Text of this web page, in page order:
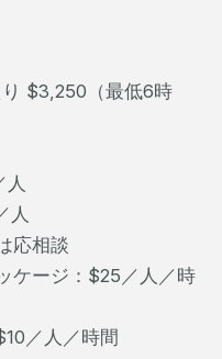
$3,250（最低6時
人
人
応相談
ケージ：$25／人／時
／人／時間